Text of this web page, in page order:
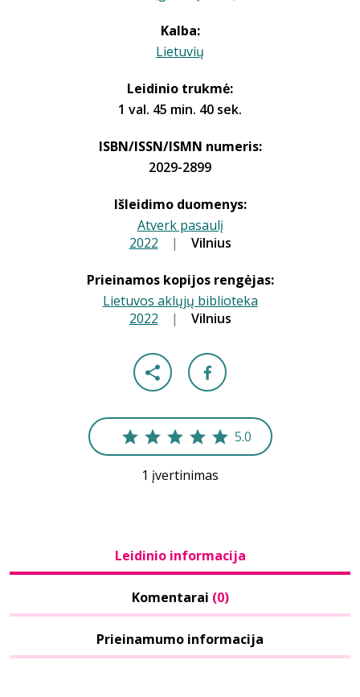
Kalba:
Lietuvių
Leidinio trukmė:
1 val. 45 min. 40 sek.
ISBN/ISSN/ISMN numeris:
2029-2899
Išleidimo duomenys:
Atverk pasaulį
2022 | Vilnius
Prieinamos kopijos rengėjas:
Lietuvos aklųjų biblioteka
2022 | Vilnius
5.0
1 įvertinimas
Leidinio informacija
Komentarai (0)
Prieinamumo informacija